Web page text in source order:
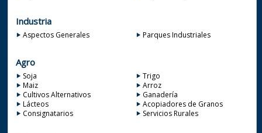
Industria
Aspectos Generales Parques Industriales
Agro
Soja
Trigo
Maiz
Arroz
Cultivos Alternativos
Ganadería
Lácteos
Acopiadores de Granos
Consignatarios
Servicios Rurales